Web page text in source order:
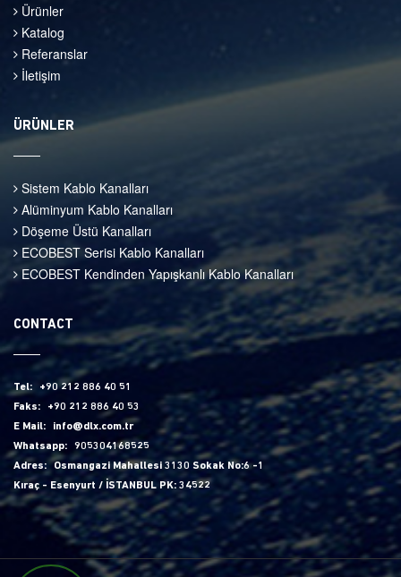
Ürünler
Katalog
Referanslar
İletişim
ÜRÜNLER
Sistem Kablo Kanalları
Alüminyum Kablo Kanalları
Döşeme Üstü Kanalları
ECOBEST Serisi Kablo Kanalları
ECOBEST Kendinden Yapışkanlı Kablo Kanalları
CONTACT
Tel:
+90 212 886 40 51
Faks:
+90 212 886 40 53
E Mail:
info@dlx.com.tr
Whatsapp:
905304168525
Adres:
Osmangazi Mahallesi 3130 Sokak No:6 -1
Kıraç - Esenyurt / İSTANBUL PK: 34522